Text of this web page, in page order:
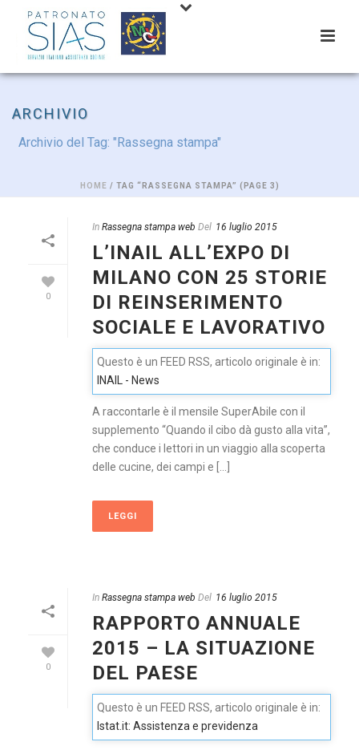
ARCHIVIO
Archivio del Tag: "Rassegna stampa"
HOME / TAG “RASSEGNA STAMPA” (PAGE 3)
0
In Rassegna stampa web Del 16 luglio 2015
L’INAIL ALL’EXPO DI
MILANO CON 25 STORIE
DI REINSERIMENTO
SOCIALE E LAVORATIVO
Questo è un FEED RSS, articolo originale è in:
INAIL - News
A raccontarle è il mensile SuperAbile con il
supplemento “Quando il cibo dà gusto alla vita”,
che conduce i lettori in un viaggio alla scoperta
delle cucine, dei campi e [...]
LEGGI
0
In Rassegna stampa web Del 16 luglio 2015
RAPPORTO ANNUALE
2015 – LA SITUAZIONE
DEL PAESE
Questo è un FEED RSS, articolo originale è in:
Istat.it: Assistenza e previdenza